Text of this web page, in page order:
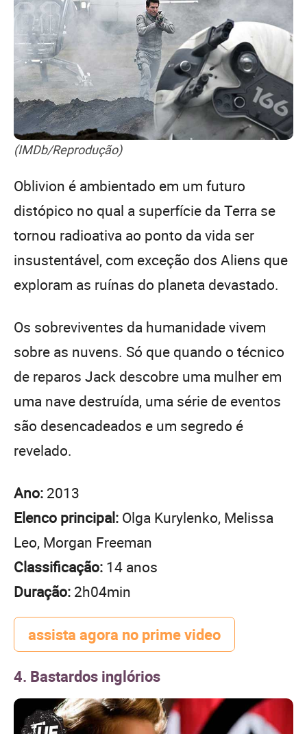
(IMDb/Reprodução)
Oblivion é ambientado em um futuro
distópico no qual a superfície da Terra se
tornou radioativa ao ponto da vida ser
insustentável, com exceção dos Aliens que
exploram as ruínas do planeta devastado.
Os sobreviventes da humanidade vivem
sobre as nuvens. Só que quando o técnico
de reparos Jack descobre uma mulher em
uma nave destruída, uma série de eventos
são desencadeados e um segredo é
revelado.
Ano: 2013
Elenco principal: Olga Kurylenko, Melissa
Leo, Morgan Freeman
Classificação: 14 anos
Duração: 2h04min
assista agora no prime video
4. Bastardos inglórios